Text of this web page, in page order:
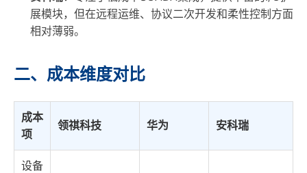
展模块，但在远程运维、协议二次开发和柔性控制方面
相对薄弱。
二、成本维度对比
成本
项
领祺科技 华为 安科瑞
设备